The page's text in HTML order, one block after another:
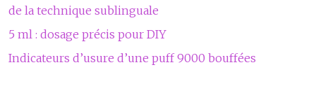
de la technique sublinguale
5 ml : dosage précis pour DIY
Indicateurs d’usure d’une puff 9000 bouffées